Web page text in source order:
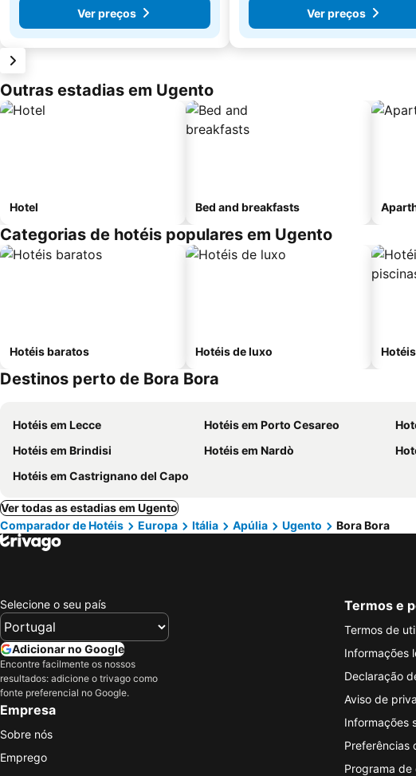
Ver preços
Ver preços
Outras estadias em Ugento
Hotel Bed and breakfasts
Categorias de hotéis populares em Ugento
Hotéis baratos Hotéis de luxo
Destinos perto de Bora Bora
Hotéis em Lecce Hotéis em Porto Cesareo
Hotéis em Brindisi
Hotéis em Nardò
Hotéis em Castrignano del Capo
Ver todas as estadias em Ugento
Comparador de Hotéis
Europa Itália Apúlia Ugento Bora Bora
Selecione o seu país
Adicionar no Google
Encontre facilmente os nossos
resultados: adicione o trivago como
fonte preferencial no Google.
Empresa
Sobre nós
Emprego
Termos e
Termos de
Informações
Declaração
Aviso de
Informações
Preferências
Programa